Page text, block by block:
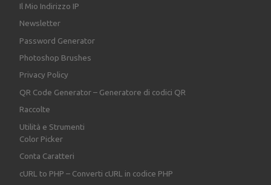
Il Mio Indirizzo IP
Newsletter
Password Generator
Photoshop Brushes
Privacy Policy
QR Code Generator – Generatore di codici QR
Raccolte
Utilità e Strumenti
Color Picker
Conta Caratteri
cURL to PHP – Converti cURL in codice PHP